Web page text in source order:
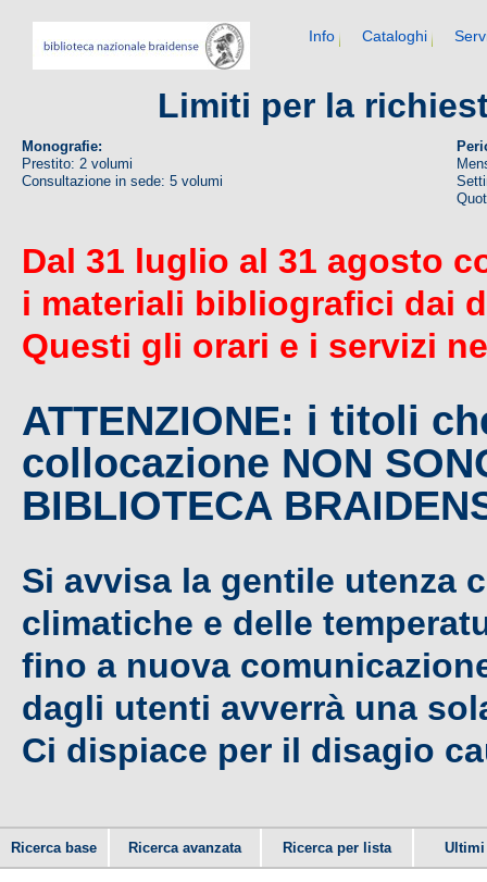
Info Cataloghi
Limiti per la
Monografie:
Prestito: 2 volumi
Consultazione in sede: 5 volumi
Dal 31 luglio al 31 agosto
i materiali bibliografici dai
Questi gli orari e i servizi
ATTENZIONE: i titoli
collocazione NON
BIBLIOTECA
Si avvisa la gentile utenza
climatiche e delle
fino a nuova
dagli utenti avverrà una
Ci dispiace per il disagio
Ricerca base Ricerca avanzata Ricerca per lista